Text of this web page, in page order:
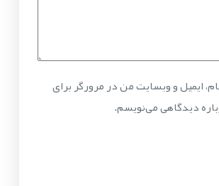
ایمیل و وبسایت من در مرورگر برای
دیدگاهی می‌نویسم.